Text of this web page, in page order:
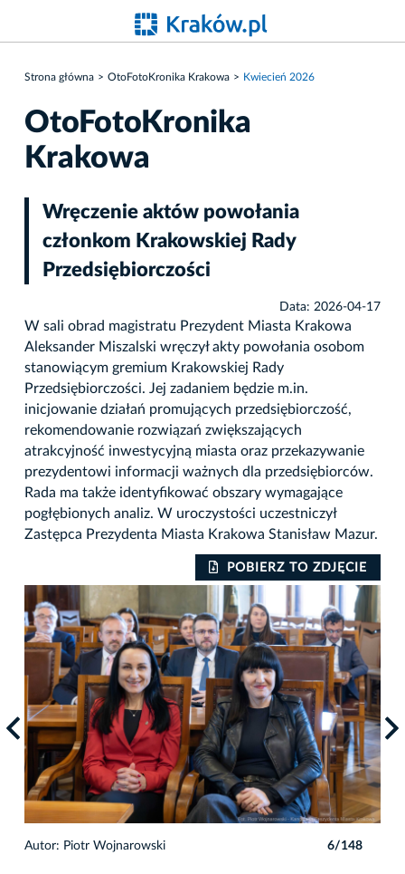
Strona główna OtoFotoKronika Krakowa Kwiecień 2026
OtoFotoKronika
Krakowa
Wręczenie aktów powołania
członkom Krakowskiej Rady
Przedsiębiorczości
Data: 2026-04-17
W sali obrad magistratu Prezydent Miasta Krakowa
Aleksander Miszalski wręczył akty powołania osobom
stanowiącym gremium Krakowskiej Rady
Przedsiębiorczości. Jej zadaniem będzie m.in.
inicjowanie działań promujących przedsiębiorczość,
rekomendowanie rozwiązań zwiększających
atrakcyjność inwestycyjną miasta oraz przekazywanie
prezydentowi informacji ważnych dla przedsiębiorców.
Rada ma także identyfikować obszary wymagające
pogłębionych analiz. W uroczystości uczestniczył
Zastępca Prezydenta Miasta Krakowa Stanisław Mazur.
POBIERZ TO ZDJĘCIE
Autor: Piotr Wojnarowski 6/148